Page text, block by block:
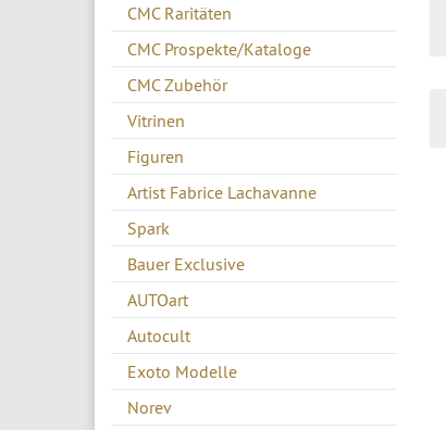
CMC Raritäten
CMC Prospekte/Kataloge
CMC Zubehör
Vitrinen
Figuren
Artist Fabrice Lachavanne
Spark
Bauer Exclusive
AUTOart
Autocult
Exoto Modelle
Norev